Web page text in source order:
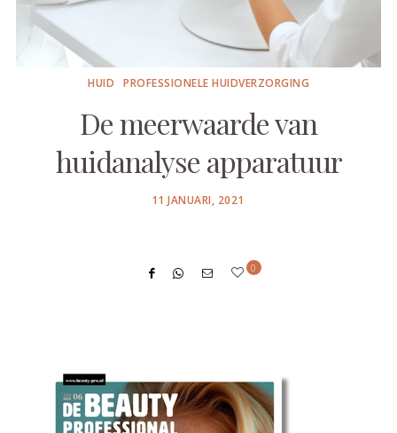
HUID PROFESSIONELE HUIDVERZORGING
De meerwaarde van
huidanalyse apparatuur
POSTED
11 JANUARI, 2021
0